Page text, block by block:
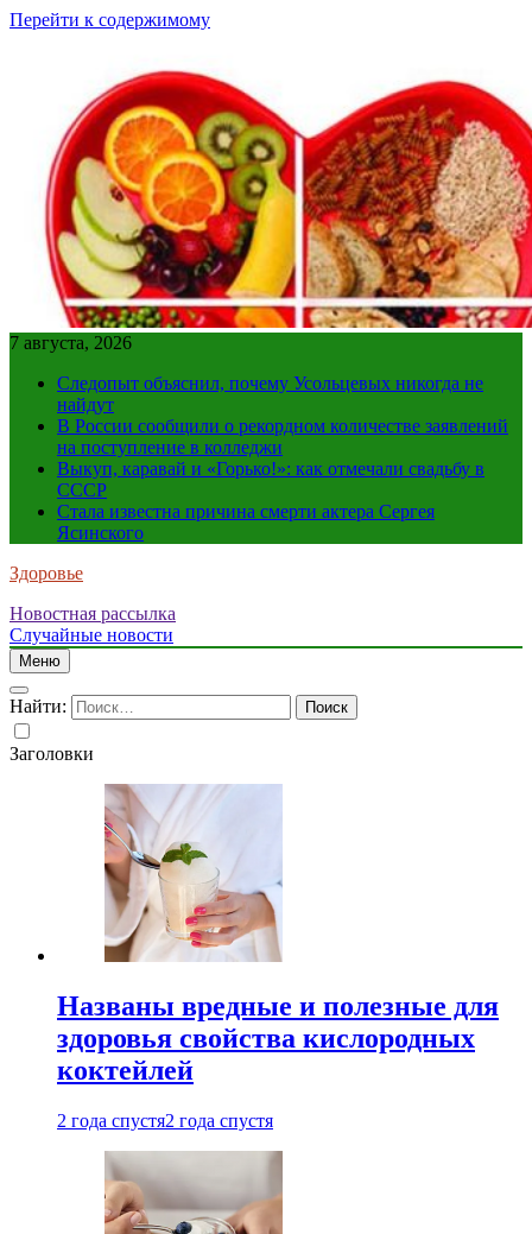
Перейти к содержимому
7 августа, 2026
Следопыт объяснил, почему Усольцевых никогда не
найдут
В России сообщили о рекордном количестве заявлений
на поступление в колледжи
Выкуп, каравай и «Горько!»: как отмечали свадьбу в
СССР
Стала известна причина смерти актера Сергея
Ясинского
Здоровье
Новостная рассылка
Случайные новости
Меню
Найти:
Заголовки
Названы вредные и полезные для
здоровья свойства кислородных
коктейлей
2 года спустя2 года спустя